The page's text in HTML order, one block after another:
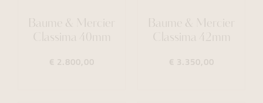
Baume & Mercier
Classima 40mm
€ 2.800,00
Baume & Mercier
Classima 42mm
€ 3.350,00